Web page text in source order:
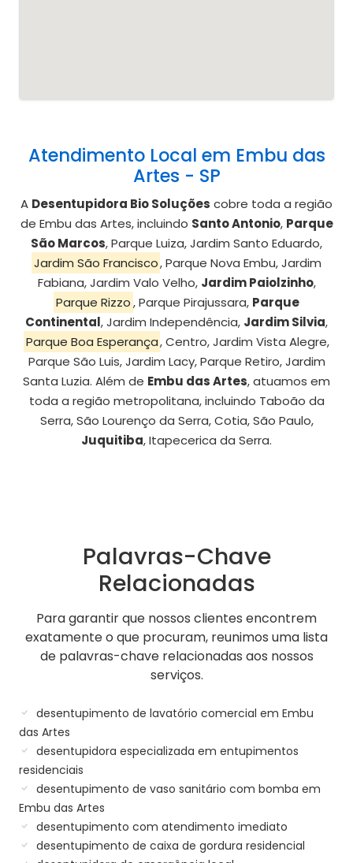
Atendimento Local em Embu das
Artes - SP
A Desentupidora Bio Soluções cobre toda a região
de Embu das Artes, incluindo Santo Antonio, Parque
São Marcos, Parque Luiza, Jardim Santo Eduardo,
Jardim São Francisco, Parque Nova Embu, Jardim
Fabiana, Jardim Valo Velho, Jardim Paiolzinho,
Parque Rizzo, Parque Pirajussara, Parque
Continental, Jardim Independência, Jardim Silvia,
Parque Boa Esperança, Centro, Jardim Vista Alegre,
Parque São Luis, Jardim Lacy, Parque Retiro, Jardim
Santa Luzia. Além de Embu das Artes, atuamos em
toda a região metropolitana, incluindo Taboão da
Serra, São Lourenço da Serra, Cotia, São Paulo,
Juquitiba, Itapecerica da Serra.
Palavras-Chave
Relacionadas
Para garantir que nossos clientes encontrem
exatamente o que procuram, reunimos uma lista
de palavras-chave relacionadas aos nossos
serviços.
desentupimento de lavatório comercial em Embu
das Artes
desentupidora especializada em entupimentos
residenciais
desentupimento de vaso sanitário com bomba em
Embu das Artes
desentupimento com atendimento imediato
desentupimento de caixa de gordura residencial